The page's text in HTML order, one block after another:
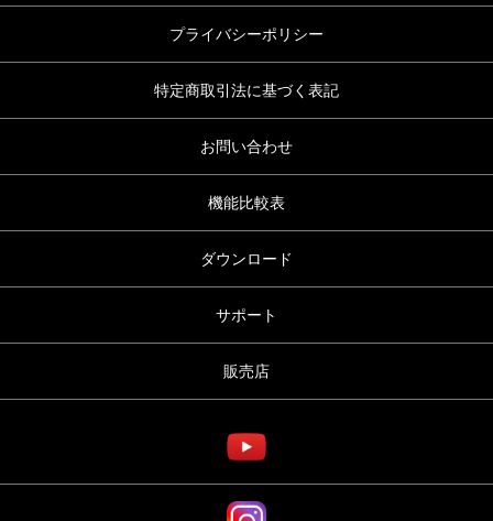
プライバシーポリシー
特定商取引法に基づく表記
お問い合わせ
機能比較表
ダウンロード
サポート
販売店